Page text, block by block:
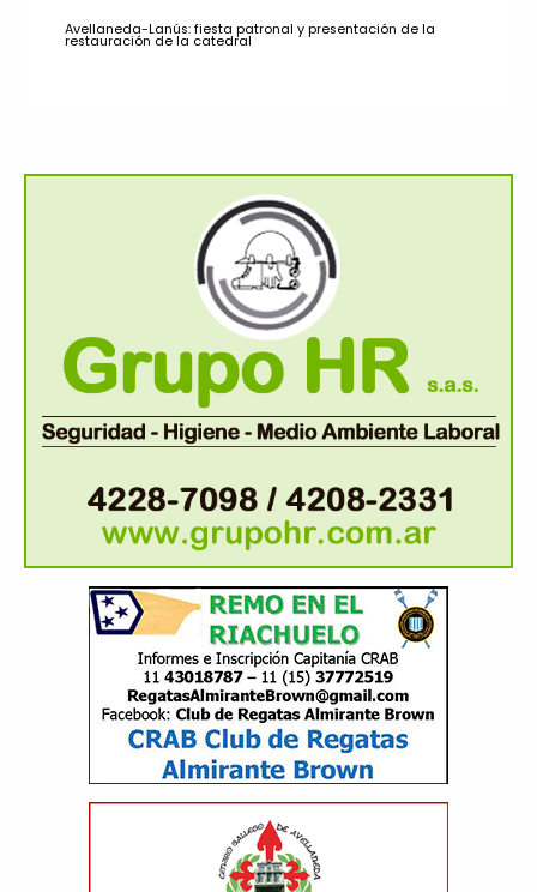
Avellaneda-Lanús: fiesta patronal y presentación de la
restauración de la catedral